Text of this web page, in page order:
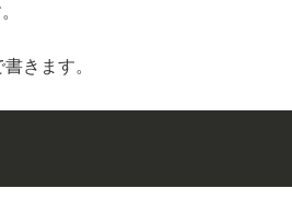
きます。